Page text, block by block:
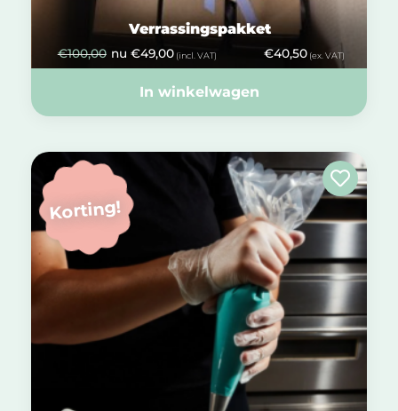
Verrassingspakket
€100,00 nu €49,00(incl. VAT) €40,50 (ex. VAT)
In winkelwagen
Korting!